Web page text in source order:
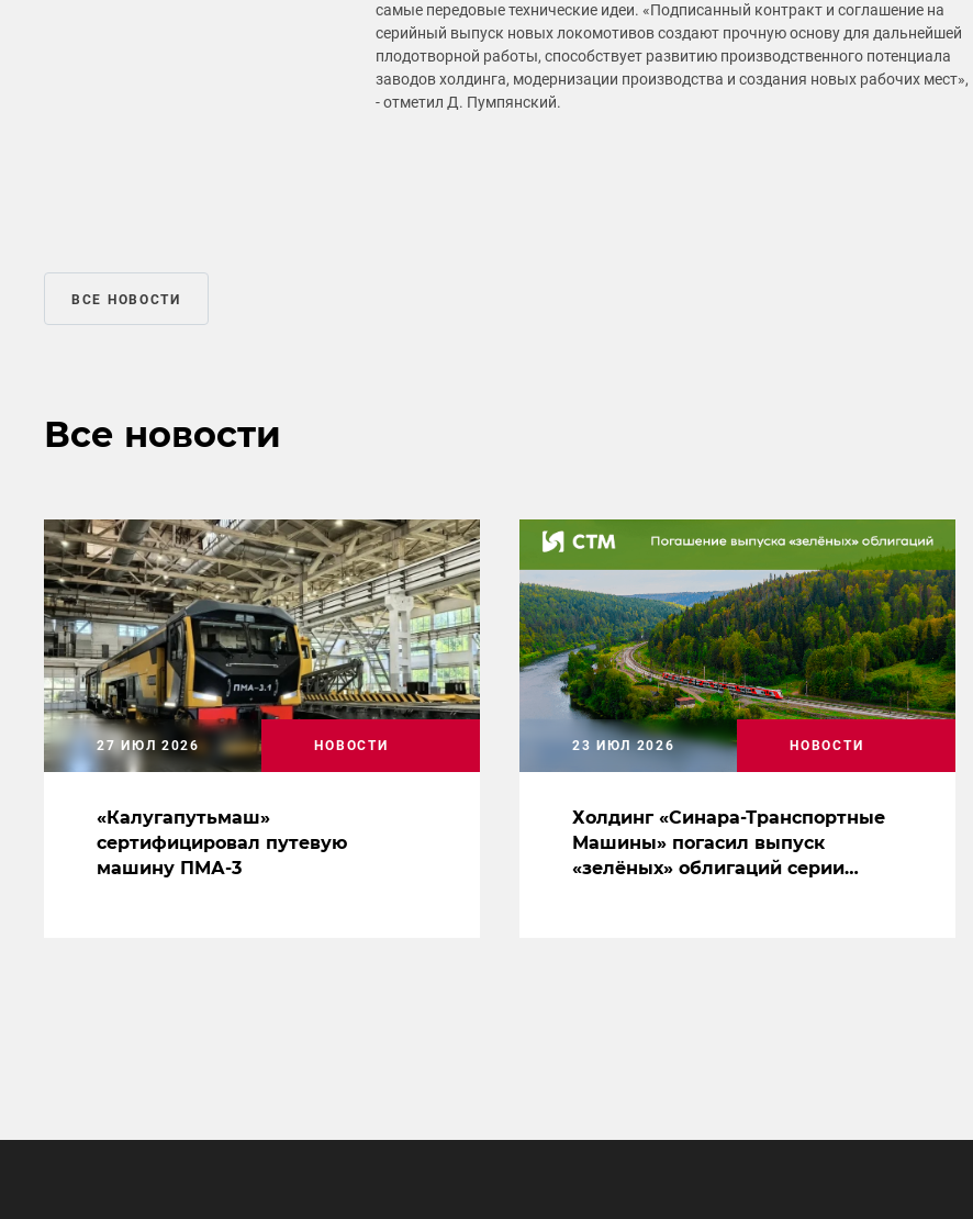
самые передовые технические идеи. «Подписанный контракт и соглашение на
серийный выпуск новых локомотивов создают прочную основу для дальнейшей
плодотворной работы, способствует развитию производственного потенциала
заводов холдинга, модернизации производства и создания новых рабочих мест»,
- отметил Д. Пумпянский.
ВСЕ НОВОСТИ
Все новости
«Калугапутьмаш»
сертифицировал путевую
машину ПМА-3
27 ИЮЛ 2026 НОВОСТИ
Холдинг «Синара-Транспортные
Машины» погасил выпуск
«зелёных» облигаций серии
23 ИЮЛ 2026 НОВОСТИ